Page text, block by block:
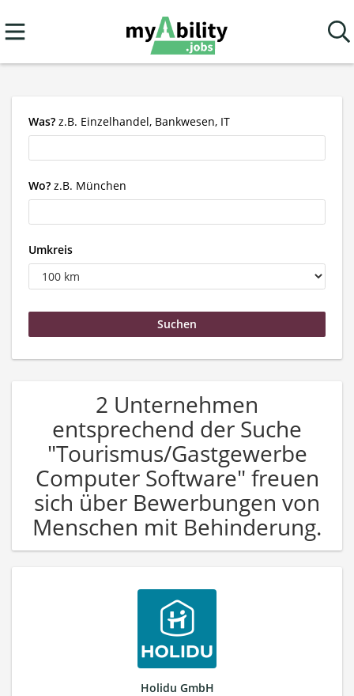
Was? z.B. Einzelhandel, Bankwesen, IT
Wo? z.B. München
Umkreis
2 Unternehmen
entsprechend der Suche
"Tourismus/Gastgewerbe
Computer Software" freuen
sich über Bewerbungen von
Menschen mit Behinderung.
Holidu GmbH